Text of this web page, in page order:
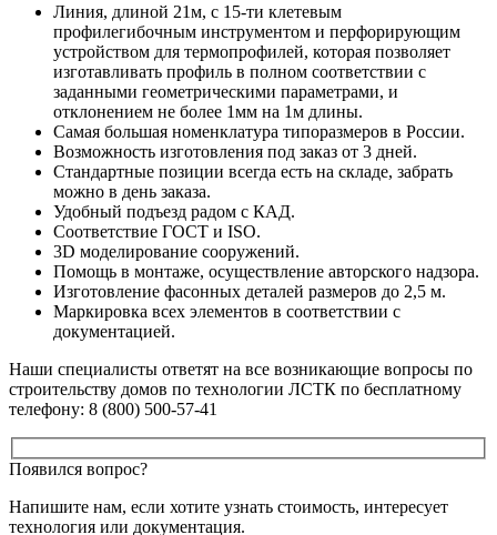
Линия, длиной 21м, с 15-ти клетевым
профилегибочным инструментом и перфорирующим
устройством для термопрофилей, которая позволяет
изготавливать профиль в полном соответствии с
заданными геометрическими параметрами, и
отклонением не более 1мм на 1м длины.
Самая большая номенклатура типоразмеров в России.
Возможность изготовления под заказ от 3 дней.
Стандартные позиции всегда есть на складе, забрать
можно в день заказа.
Удобный подъезд радом с КАД.
Соответствие ГОСТ и ISO.
3D моделирование сооружений.
Помощь в монтаже, осуществление авторского надзора.
Изготовление фасонных деталей размеров до 2,5 м.
Маркировка всех элементов в соответствии с
документацией.
Наши специалисты ответят на все возникающие вопросы по
строительству домов по технологии ЛСТК по бесплатному
телефону: 8 (800) 500-57-41
Появился вопрос?
Напишите нам, если хотите узнать стоимость, интересует
технология или документация.